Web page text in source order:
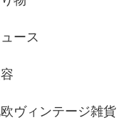
ース
ヴィンテージ雑貨